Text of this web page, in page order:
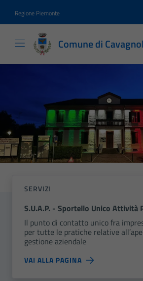
Regione Piemonte
Comune di
SERVIZI
S.U.A.P. - Sportello Unico Attività
Il punto di contatto unico fra
per tutte le pratiche relative
gestione aziendale
VAI ALLA PAGINA